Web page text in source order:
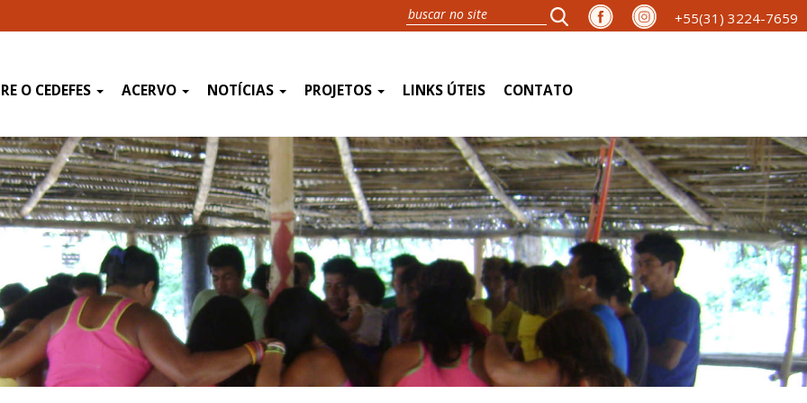
+55(31) 3224-7659
O CEDEFES ACERVO NOTÍCIAS PROJETOS LINKS ÚTEIS CONTATO